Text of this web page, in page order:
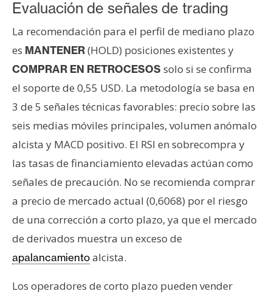
Evaluación de señales de trading
La recomendación para el perfil de mediano plazo
es MANTENER(HOLD) posiciones existentes y
COMPRAR EN RETROCESOS solo si se confirma
el soporte de 0,55 USD. La metodología se basa en
3 de 5 señales técnicas favorables: precio sobre las
seis medias móviles principales, volumen anómalo
alcista y MACD positivo. El RSI en sobrecompra y
las tasas de financiamiento elevadas actúan como
señales de precaución. No se recomienda comprar
a precio de mercado actual (0,6068) por el riesgo
de una corrección a corto plazo, ya que el mercado
de derivados muestra un exceso de
apalancamientoalcista.
Los operadores de corto plazo pueden vender